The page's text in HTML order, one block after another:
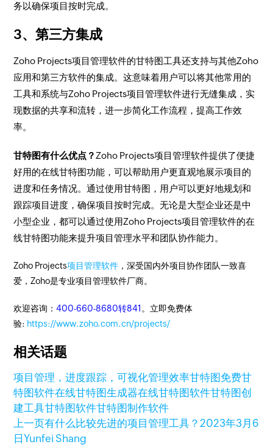
务以确保项目按时完成。
3、第三方集成
Zoho Projects项目管理软件的甘特图工具还支持与其他Zoho
应用和第三方软件的集成。这意味着用户可以将其他常用的
工具和系统与Zoho Projects项目管理软件进行无缝集成，实
现数据的共享和流转，进一步简化工作流程，提高工作效
率。
甘特图有什么优点？ Zoho Projects项目管理软件提供了便捷
好用的在线甘特图功能，可以帮助用户更直观地展示项目的
进度和任务情况。通过使用甘特图，用户可以更好地规划和
跟踪项目进度，确保项目按时完成。无论是大型企业还是中
小型企业，都可以通过使用Zoho Projects项目管理软件的在
线甘特图功能来提升项目管理水平和团队协作能力。
Zoho Projects项目管理软件 ，深受国内外项目协作团队一致喜
爱，Zoho是专业项目管理软件厂商。
欢迎咨询：400-660-8680转841 。立即免费体
验: https://www.zoho.com.cn/projects/
相关话题
项目管理，进度跟踪，可视化管理效率甘特图免费甘
特图软件在线甘特图生成器在线甘特图软件甘特图创
建工具甘特图软件甘特图制作软件
上一页有什么比较先进的项目管理工具？2023年3月6
日Yunfei Shang